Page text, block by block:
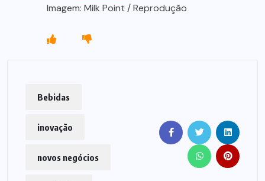
Imagem: Milk Point / Reprodução
Bebidas
inovação
novos negócios